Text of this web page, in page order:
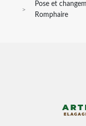
Pose et
Romphaire